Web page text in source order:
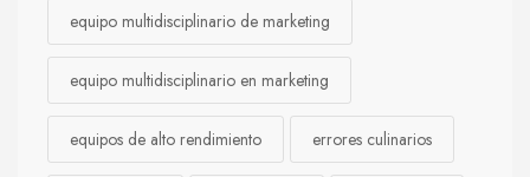
equipo multidisciplinario de marketing
equipo multidisciplinario en marketing
equipos de alto rendimiento errores culinarios